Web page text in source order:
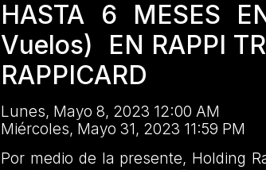
HASTA 6 MESES
Vuelos) EN RAPPI
RAPPICARD
Lunes, Mayo 8, 2023 12:00 AM
Miércoles, Mayo 31, 2023 11:59 PM
Por medio de la presente, Holding